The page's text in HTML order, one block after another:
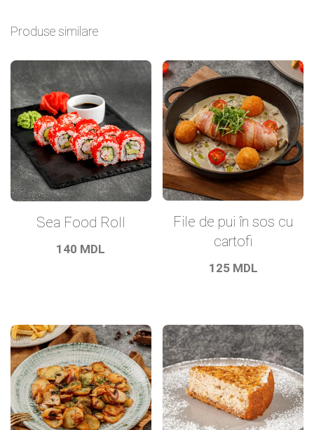
Produse similare
Sea Food Roll
140 MDL
File de pui în sos cu
cartofi
125 MDL